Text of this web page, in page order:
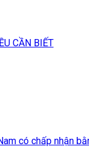
CẦN BIẾT
có chấp nhận